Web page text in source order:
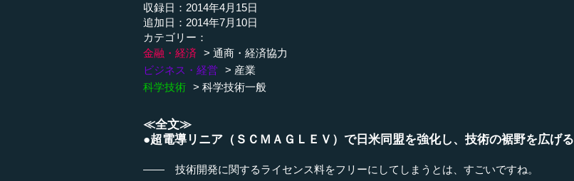
収録日：2014年4月15日
追加日：2014年7月10日
カテゴリー：
金融・経済
通商・経済協力
ビジネス・経営
産業
科学技術
科学技術一般
≪全文≫
●超電導リニア（ＳＣＭＡＧＬＥＶ）で日米同盟を強化し、技術の裾野を広げる
―― 技術開発に関するライセンス料をフリーにしてしまうとは、すごいですね。